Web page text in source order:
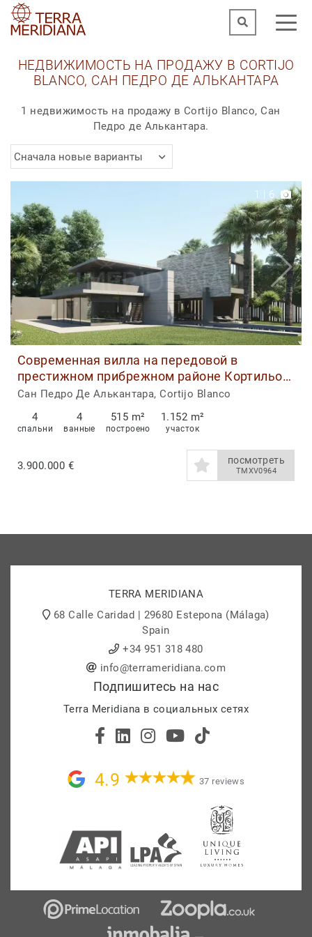
НЕДВИЖИМОСТЬ НА ПРОДАЖУ В CORTIJO
BLANCO, САН ПЕДРО ДЕ АЛЬКАНТАРА
1 недвижимость на продажу в Cortijo Blanco, Сан
Педро де Алькантара.
Сначала новые варианты
1 | 6
Современная вилла на передовой в
престижном прибрежном районе Кортильо
Бланко, Сан-Педро
Сан Педро Де Алькантара, Cortijo Blanco
4
спальни
4
ванные
515 m²
построено
1.152 m²
участок
3.900.000 € посмотреть
TMXV0964
TERRA MERIDIANA
68 Calle Caridad | 29680 Estepona (Málaga)
Spain
+34 951 318 480
info@terrameridiana.com
Подпишитесь на нас
Terra Meridiana в социальных сетях
4.9 37 reviews